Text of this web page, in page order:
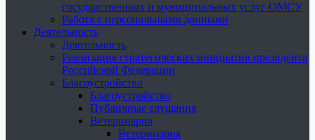
государственных и муниципальных услуг ОМСУ
Работа с персональными данными
Деятельность
Деятельность
Реализация стратегических инициатив президента
Российской Федерации
Благоустройство
Благоустройство
Публичные слушания
Ветеринария
Ветеринария